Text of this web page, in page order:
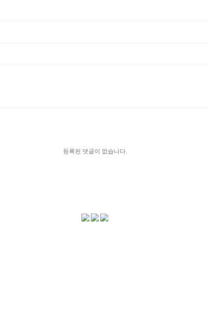
등록된 댓글이 없습니다.